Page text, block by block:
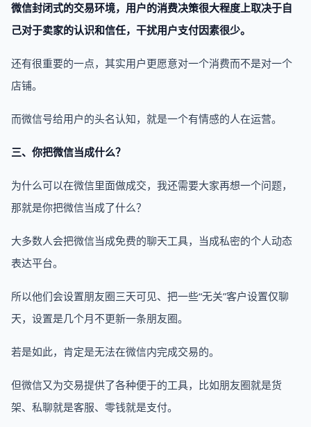
微信封闭式的交易环境，用户的消费决策很大程度上取决于自
己对于卖家的认识和信任，干扰用户支付因素很少。
还有很重要的一点，其实用户更愿意对一个消费而不是对一个
店铺。
而微信号给用户的头名认知，就是一个有情感的人在运营。
三、你把微信当成什么？
为什么可以在微信里面做成交，我还需要大家再想一个问题，
那就是你把微信当成了什么？
大多数人会把微信当成免费的聊天工具，当成私密的个人动态
表达平台。
所以他们会设置朋友圈三天可见、把一些“无关”客户设置仅聊
天，设置是几个月不更新一条朋友圈。
若是如此，肯定是无法在微信内完成交易的。
但微信又为交易提供了各种便于的工具，比如朋友圈就是货
架、私聊就是客服、零钱就是支付。